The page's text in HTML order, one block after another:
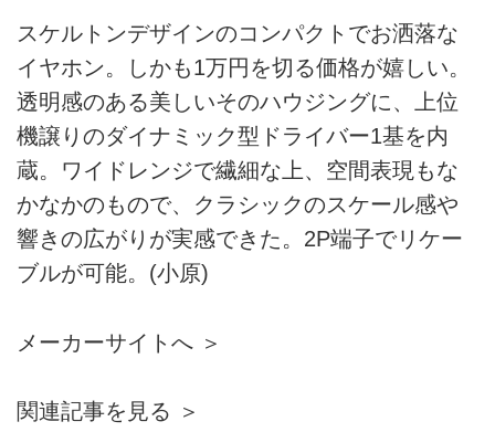
スケルトンデザインのコンパクトでお洒落な
イヤホン。しかも1万円を切る価格が嬉しい。
透明感のある美しいそのハウジングに、上位
機譲りのダイナミック型ドライバー1基を内
蔵。ワイドレンジで繊細な上、空間表現もな
かなかのもので、クラシックのスケール感や
響きの広がりが実感できた。2P端子でリケー
ブルが可能。(小原)
メーカーサイトへ ＞
関連記事を見る ＞